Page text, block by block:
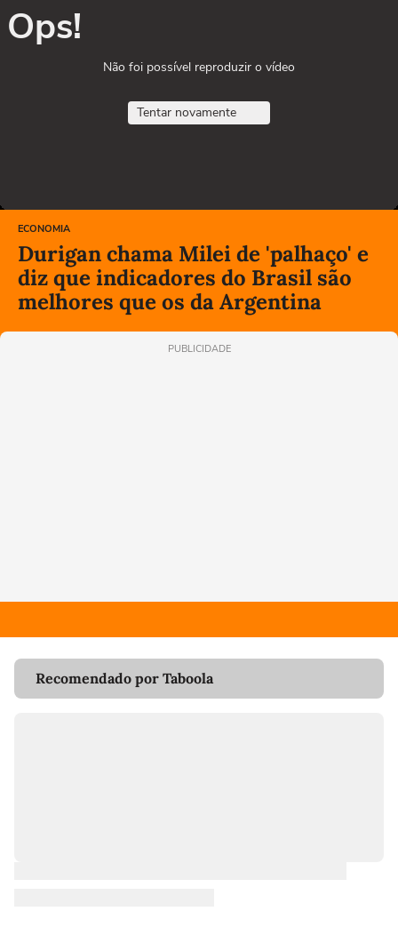
Ops!
Não foi possível reproduzir o vídeo
Tentar novamente
ECONOMIA
Durigan chama Milei de 'palhaço' e
diz que indicadores do Brasil são
melhores que os da Argentina
PUBLICIDADE
Recomendado por Taboola